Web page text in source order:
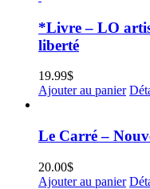
*Livre – LO
liberté
19.99$
Ajouter au panier
Le Carré –
20.00$
Ajouter au panier